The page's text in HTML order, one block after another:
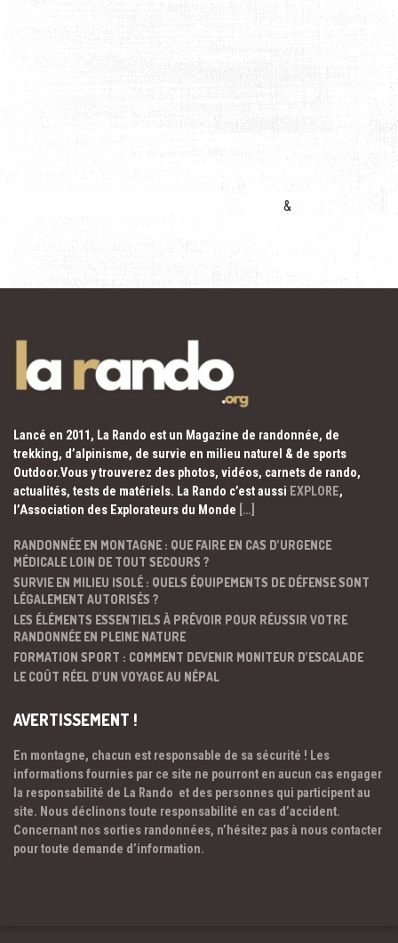
&
Lancé en 2011, La Rando est un Magazine de randonnée, de
trekking, d’alpinisme, de survie en milieu naturel & de sports
Outdoor.Vous y trouverez des photos, vidéos, carnets de rando,
actualités, tests de matériels. La Rando c’est aussi EXPLORE,
l’Association des Explorateurs du Monde […]
RANDONNÉE EN MONTAGNE : QUE FAIRE EN CAS D’URGENCE
MÉDICALE LOIN DE TOUT SECOURS ?
SURVIE EN MILIEU ISOLÉ : QUELS ÉQUIPEMENTS DE DÉFENSE SONT
LÉGALEMENT AUTORISÉS ?
LES ÉLÉMENTS ESSENTIELS À PRÉVOIR POUR RÉUSSIR VOTRE
RANDONNÉE EN PLEINE NATURE
FORMATION SPORT : COMMENT DEVENIR MONITEUR D’ESCALADE
LE COÛT RÉEL D’UN VOYAGE AU NÉPAL
AVERTISSEMENT !
En montagne, chacun est responsable de sa sécurité ! Les
informations fournies par ce site ne pourront en aucun cas engager
la responsabilité de La Rando et des personnes qui participent au
site. Nous déclinons toute responsabilité en cas d’accident.
Concernant nos sorties randonnées, n’hésitez pas à nous contacter
pour toute demande d’information.